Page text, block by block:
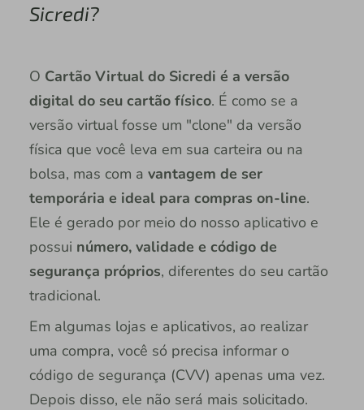
Sicredi?
O Cartão Virtual do Sicredi é a versão
digital do seu cartão físico. É como se a
versão virtual fosse um "clone" da versão
física que você leva em sua carteira ou na
bolsa, mas com a vantagem de ser
temporária e ideal para compras on-line.
Ele é gerado por meio do nosso aplicativo e
possui número, validade e código de
segurança próprios, diferentes do seu cartão
tradicional.
Em algumas lojas e aplicativos, ao realizar
uma compra, você só precisa informar o
código de segurança (CVV) apenas uma vez.
Depois disso, ele não será mais solicitado.